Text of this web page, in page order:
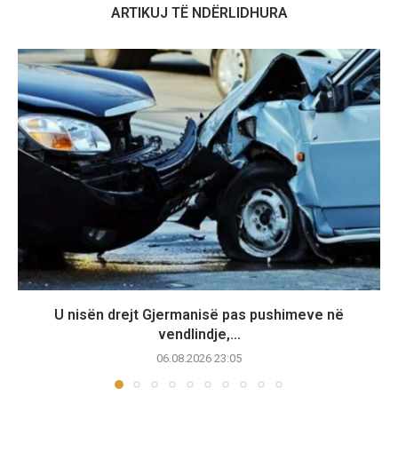
ARTIKUJ TË NDËRLIDHURA
U nisën drejt Gjermanisë pas pushimeve në
vendlindje,...
06.08.2026 23:05